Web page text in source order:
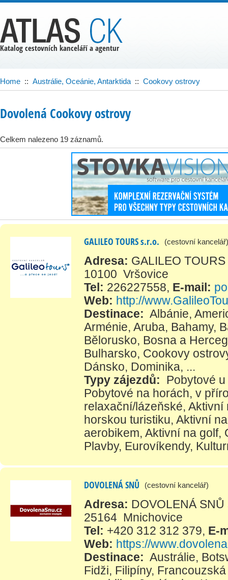
Home :: Austrálie, Oceánie, Antarktida :: Cookovy ostrovy
Dovolená Cookovy ostrovy
Celkem nalezeno 19 záznamů.
GALILEO TOURS s.r.o. (cestovní kancelář)
Adresa: GALILEO
10100 Vršovice
Tel: 226227558, E-mail:
Web: http://
Destinace: Albánie,
Arménie, Aruba, Bahamy,
Bělorusko, Bosna a
Bulharsko, Cookovy
Dánsko, Dominika, ...
Typy zájezdů:
Pobytové
Pobytové na horách, v
relaxační/lázeňské, Aktivní
horskou turistiku, Aktivní
aerobikem, Aktivní na golf,
Plavby, Eurovíkendy,
DOVOLENÁ SNŮ (cestovní kancelář)
Adresa: DOVOLENÁ
25164 Mnichovice
Tel: +420 312 312 379, E-
Web: https://
Destinace: Austrálie,
Fidži, Filipíny,
Katalog cestovních kanceláří a agentur